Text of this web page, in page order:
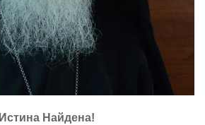
Истина Найдена!